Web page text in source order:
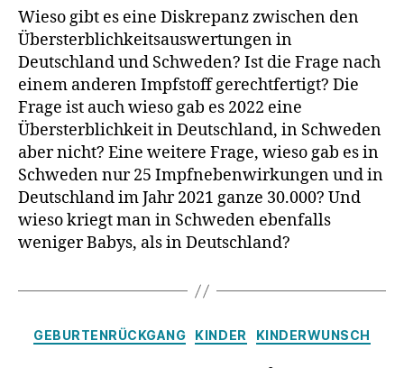
auch
–
gab
gleichen
Impfstoff?
Wieso gibt es eine Diskrepanz zwischen den
Übersterblichkeitsauswertungen in
Deutschland und Schweden? Ist die Frage nach
einem anderen Impfstoff gerechtfertigt? Die
Frage ist auch wieso gab es 2022 eine
Übersterblichkeit in Deutschland, in Schweden
aber nicht? Eine weitere Frage, wieso gab es in
Schweden nur 25 Impfnebenwirkungen und in
Deutschland im Jahr 2021 ganze 30.000? Und
wieso kriegt man in Schweden ebenfalls
weniger Babys, als in Deutschland?
Kategorien
GEBURTENRÜCKGANG KINDER KINDERWUNSCH